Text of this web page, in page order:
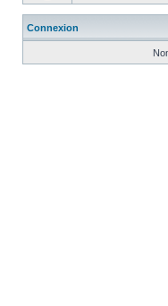
Connexion